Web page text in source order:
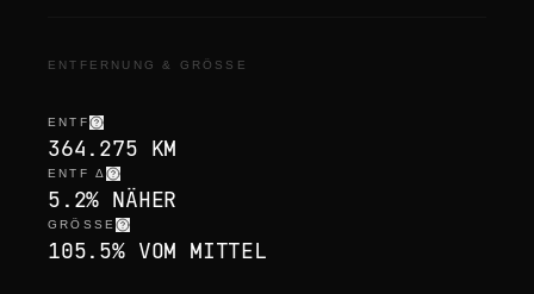
ENTFERNUNG & GRÖSSE
ENTF
364.275 KM
ENTF Δ
5.2% NÄHER
GRÖSSE
105.5% VOM MITTEL